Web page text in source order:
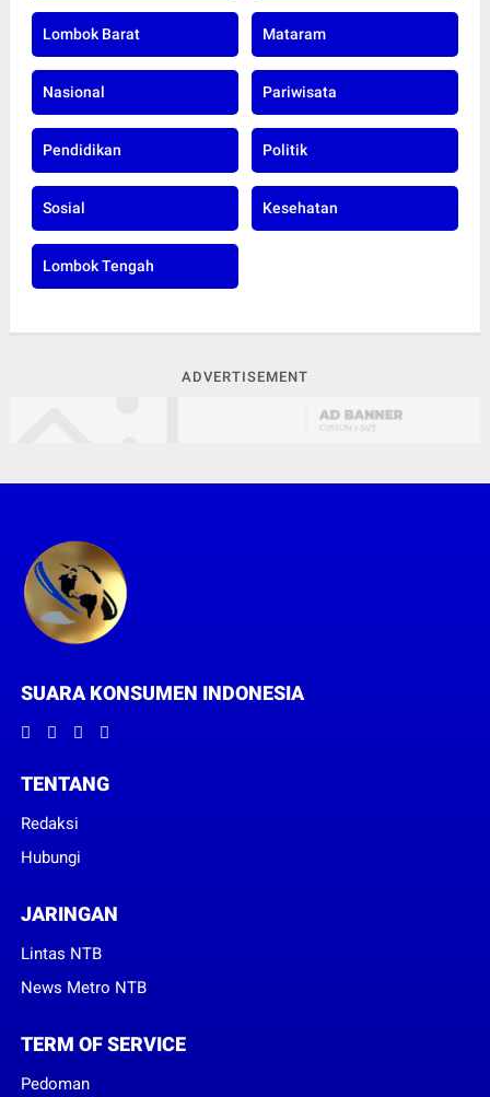
Lombok Barat Mataram
Nasional Pariwisata
Pendidikan Politik
Sosial Kesehatan
Lombok Tengah
ADVERTISEMENT
SUARA KONSUMEN INDONESIA
TENTANG
Redaksi
Hubungi
JARINGAN
Lintas NTB
News Metro NTB
TERM OF SERVICE
Pedoman